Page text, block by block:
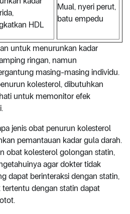
HDL
Mual, nyeri perut,
batu empedu
untuk menurunkan kadar
ringan, namun
masing-masing individu.
kolesterol, dibutuhkan
untuk memonitor efek
jenis obat penurun kolesterol
pemantauan kadar gula darah.
obat kolesterol golongan statin,
agar dokter tidak
dapat berinteraksi dengan statin,
tertentu dengan statin dapat